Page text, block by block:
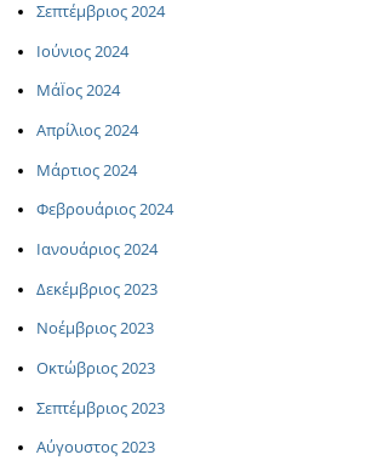
Σεπτέμβριος 2024
Ιούνιος 2024
ΜάΪος 2024
Απρίλιος 2024
Μάρτιος 2024
Φεβρουάριος 2024
Ιανουάριος 2024
Δεκέμβριος 2023
Νοέμβριος 2023
Οκτώβριος 2023
Σεπτέμβριος 2023
Αύγουστος 2023